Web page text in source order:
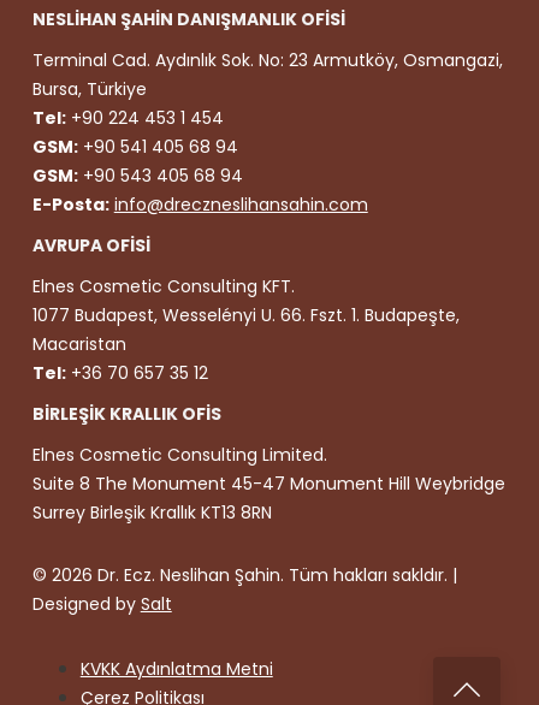
NESLİHAN ŞAHİN DANIŞMANLIK OFİSİ
Terminal Cad. Aydınlık Sok. No: 23 Armutköy, Osmangazi,
Bursa, Türkiye
Tel:+90 224 453 1 454
GSM:+90 541 405 68 94
GSM:+90 543 405 68 94
E-Posta: info@dreczneslihansahin.com
AVRUPA OFİSİ
Elnes Cosmetic Consulting KFT.
1077 Budapest, Wesselényi U. 66. Fszt. 1. Budapeşte,
Macaristan
Tel:+36 70 657 35 12
BİRLEŞİK KRALLIK OFİS
Elnes Cosmetic Consulting Limited.
Suite 8 The Monument 45-47 Monument Hill Weybridge
Surrey Birleşik Krallık KT13 8RN
© 2026 Dr. Ecz. Neslihan Şahin. Tüm hakları sakldır. |
Designed by Salt
KVKK Aydınlatma Metni
Çerez Politikası